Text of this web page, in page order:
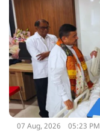
07 Aug, 2026 05:23 PM